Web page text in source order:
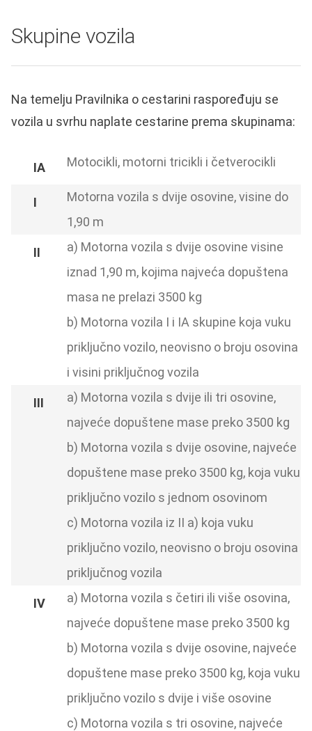
Skupine vozila
Na temelju Pravilnika o cestarini raspoređuju se
vozila u svrhu naplate cestarine prema skupinama:
Motocikli, motorni tricikli i četverocikli
Motorna vozila s dvije osovine, visine do
1,90 m
a) Motorna vozila s dvije osovine visine
iznad 1,90 m, kojima najveća dopuštena
masa ne prelazi 3500 kg
b) Motorna vozila I i IA skupine koja vuku
priključno vozilo, neovisno o broju osovina
i visini priključnog vozila
a) Motorna vozila s dvije ili tri osovine,
najveće dopuštene mase preko 3500 kg
b) Motorna vozila s dvije osovine, najveće
dopuštene mase preko 3500 kg, koja vuku
priključno vozilo s jednom osovinom
c) Motorna vozila iz II a) koja vuku
priključno vozilo, neovisno o broju osovina
priključnog vozila
a) Motorna vozila s četiri ili više osovina,
najveće dopuštene mase preko 3500 kg
b) Motorna vozila s dvije osovine, najveće
dopuštene mase preko 3500 kg, koja vuku
priključno vozilo s dvije i više osovine
c) Motorna vozila s tri osovine, najveće